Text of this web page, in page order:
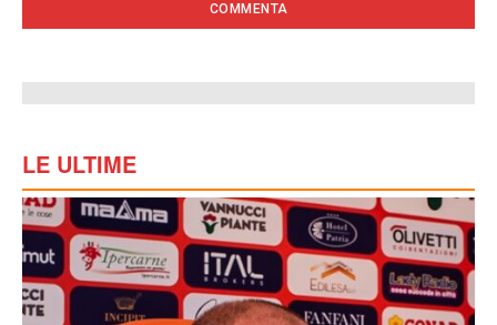
LE ULTIME